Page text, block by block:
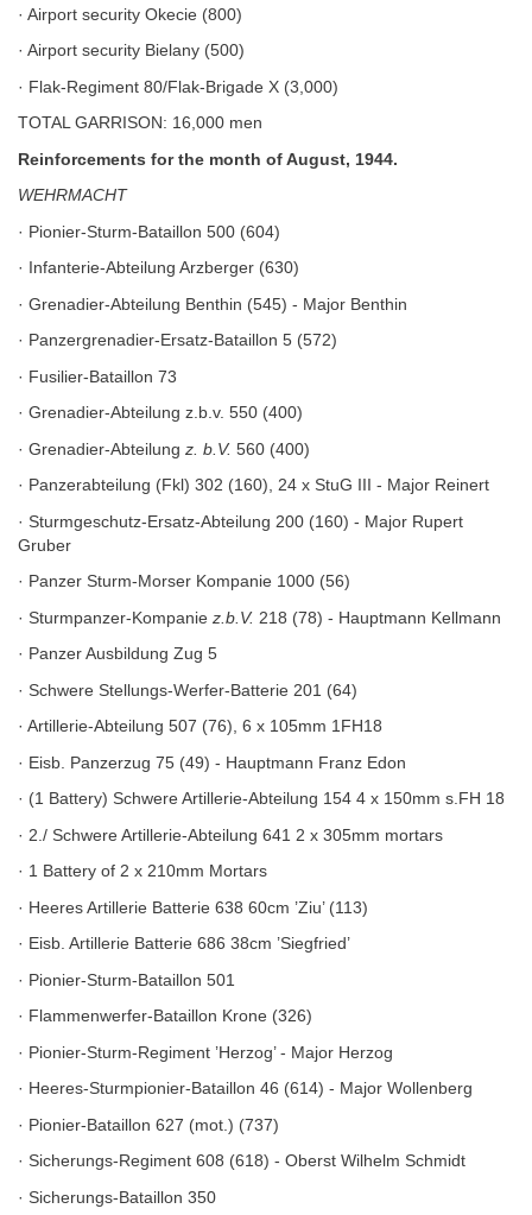
· Airport security Okecie (800)
· Airport security Bielany (500)
· Flak-Regiment 80/Flak-Brigade X (3,000)
TOTAL GARRISON: 16,000 men
Reinforcements for the month of August, 1944.
WEHRMACHT
· Pionier-Sturm-Bataillon 500 (604)
· Infanterie-Abteilung Arzberger (630)
· Grenadier-Abteilung Benthin (545) - Major Benthin
· Panzergrenadier-Ersatz-Bataillon 5 (572)
· Fusilier-Bataillon 73
· Grenadier-Abteilung z.b.v. 550 (400)
· Grenadier-Abteilung z. b.V. 560 (400)
· Panzerabteilung (Fkl) 302 (160), 24 x StuG III - Major Reinert
· Sturmgeschutz-Ersatz-Abteilung 200 (160) - Major Rupert
Gruber
· Panzer Sturm-Morser Kompanie 1000 (56)
· Sturmpanzer-Kompanie z.b.V. 218 (78) - Hauptmann Kellmann
· Panzer Ausbildung Zug 5
· Schwere Stellungs-Werfer-Batterie 201 (64)
· Artillerie-Abteilung 507 (76), 6 x 105mm 1FH18
· Eisb. Panzerzug 75 (49) - Hauptmann Franz Edon
· (1 Battery) Schwere Artillerie-Abteilung 154 4 x 150mm s.FH 18
· 2./ Schwere Artillerie-Abteilung 641 2 x 305mm mortars
· 1 Battery of 2 x 210mm Mortars
· Heeres Artillerie Batterie 638 60cm ’Ziu’ (113)
· Eisb. Artillerie Batterie 686 38cm ’Siegfried’
· Pionier-Sturm-Bataillon 501
· Flammenwerfer-Bataillon Krone (326)
· Pionier-Sturm-Regiment ’Herzog’ - Major Herzog
· Heeres-Sturmpionier-Bataillon 46 (614) - Major Wollenberg
· Pionier-Bataillon 627 (mot.) (737)
· Sicherungs-Regiment 608 (618) - Oberst Wilhelm Schmidt
· Sicherungs-Bataillon 350